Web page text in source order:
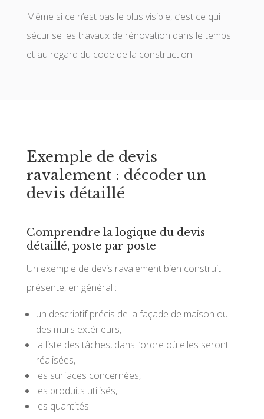
Même si ce n’est pas le plus visible, c’est ce qui
sécurise les travaux de rénovation dans le temps
et au regard du code de la construction.
Exemple de devis
ravalement : décoder un
devis détaillé
Comprendre la logique du devis
détaillé, poste par poste
Un exemple de devis ravalement bien construit
présente, en général :
un descriptif précis de la façade de maison ou
des murs extérieurs,
la liste des tâches, dans l’ordre où elles seront
réalisées,
les surfaces concernées,
les produits utilisés,
les quantités.